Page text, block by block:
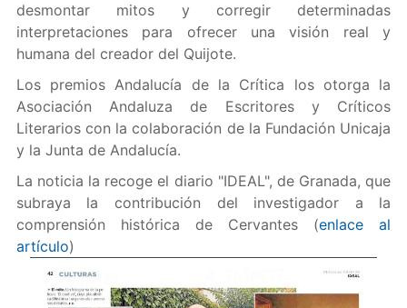
desmontar mitos y corregir determinadas
interpretaciones para ofrecer una visión real y
humana del creador del Quijote.
Los premios Andalucía de la Crítica los otorga la
Asociación Andaluza de Escritores y Críticos
Literarios con la colaboración de la Fundación Unicaja
y la Junta de Andalucía.
La noticia la recoge el diario "IDEAL", de Granada, que
subraya la contribución del investigador a la
comprensión histórica de Cervantes (enlace al
artículo)